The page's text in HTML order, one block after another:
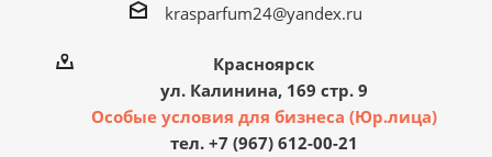
krasparfum24@yandex.ru
Красноярск
ул. Калинина, 169 стр. 9
Особые условия для бизнеса (Юр.лица)
тел. +7 (967) 612-00-21